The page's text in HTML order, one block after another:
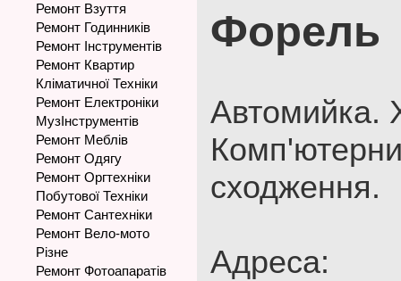
Ремонт Взуття
Ремонт Годинників
Ремонт Інструментів
Ремонт Квартир
Кліматичної Техніки
Ремонт Електроніки
МузІнструментів
Ремонт Меблів
Ремонт Одягу
Ремонт Оргтехніки
Побутової Техніки
Ремонт Сантехніки
Ремонт Вело-мото
Різне
Ремонт Фотоапаратів
Форель
Автомийка.
сходження.
Адреса: